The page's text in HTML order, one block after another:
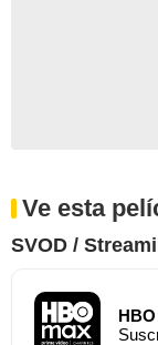
Ve esta
SVOD /